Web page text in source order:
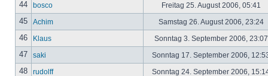
44 bosco Freitag 25. August 2006, 05:41
45 Achim Samstag 26. August 2006, 23:24
46 Klaus Sonntag 3. September 2006,
47 saki Sonntag 17. September 2006,
48 rudolff Sonntag 24. September 2006,